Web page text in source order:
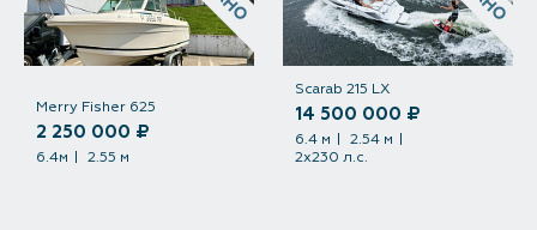
Merry Fisher 625
2 250 000 ₽
6.4м 2.55 м
Scarab 215 LX
14 500 000 ₽
6.4 м
2.54 м
2х230 л.с.